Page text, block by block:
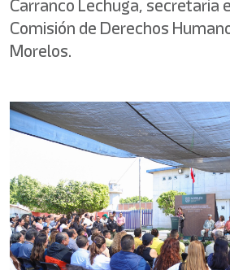
Carranco Lechuga, secretaria
Comisión de Derechos
Morelos.